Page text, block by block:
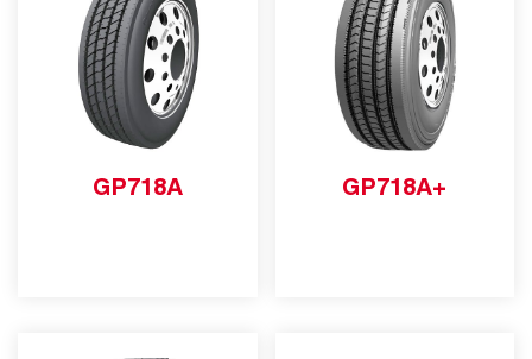
GP718A GP718A+